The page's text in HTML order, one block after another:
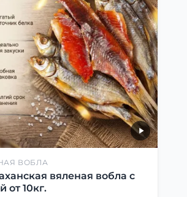
ВОБЛА
вяленая вобла с
от 10кг.